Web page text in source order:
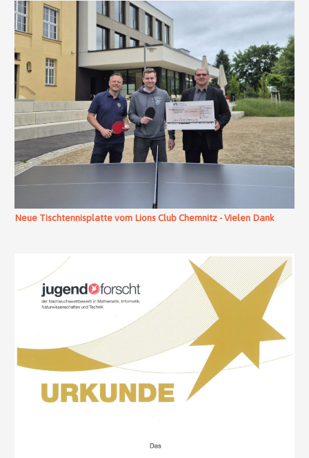
Neue Tischtennisplatte vom Lions Club Chemnitz - Vielen Dank